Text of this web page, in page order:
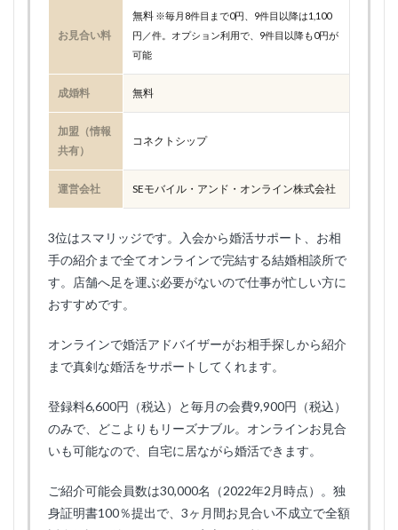
お見合い料
無料 ※毎月8件目まで0円、9件目以降は1,100
円／件。オプション利用で、9件目以降も0円が
可能
成婚料 無料
加盟（情報
共有）
コネクトシップ
運営会社 SEモバイル・アンド・オンライン株式会社
3位はスマリッジです。入会から婚活サポート、お相
手の紹介まで全てオンラインで完結する結婚相談所で
す。店舗へ足を運ぶ必要がないので仕事が忙しい方に
おすすめです。
オンラインで婚活アドバイザーがお相手探しから紹介
まで真剣な婚活をサポートしてくれます。
登録料6,600円（税込）と毎月の会費9,900円（税込）
のみで、どこよりもリーズナブル。オンラインお見合
いも可能なので、自宅に居ながら婚活できます。
ご紹介可能会員数は30,000名（2022年2月時点）。独
身証明書100％提出で、3ヶ月間お見合い不成立で全額